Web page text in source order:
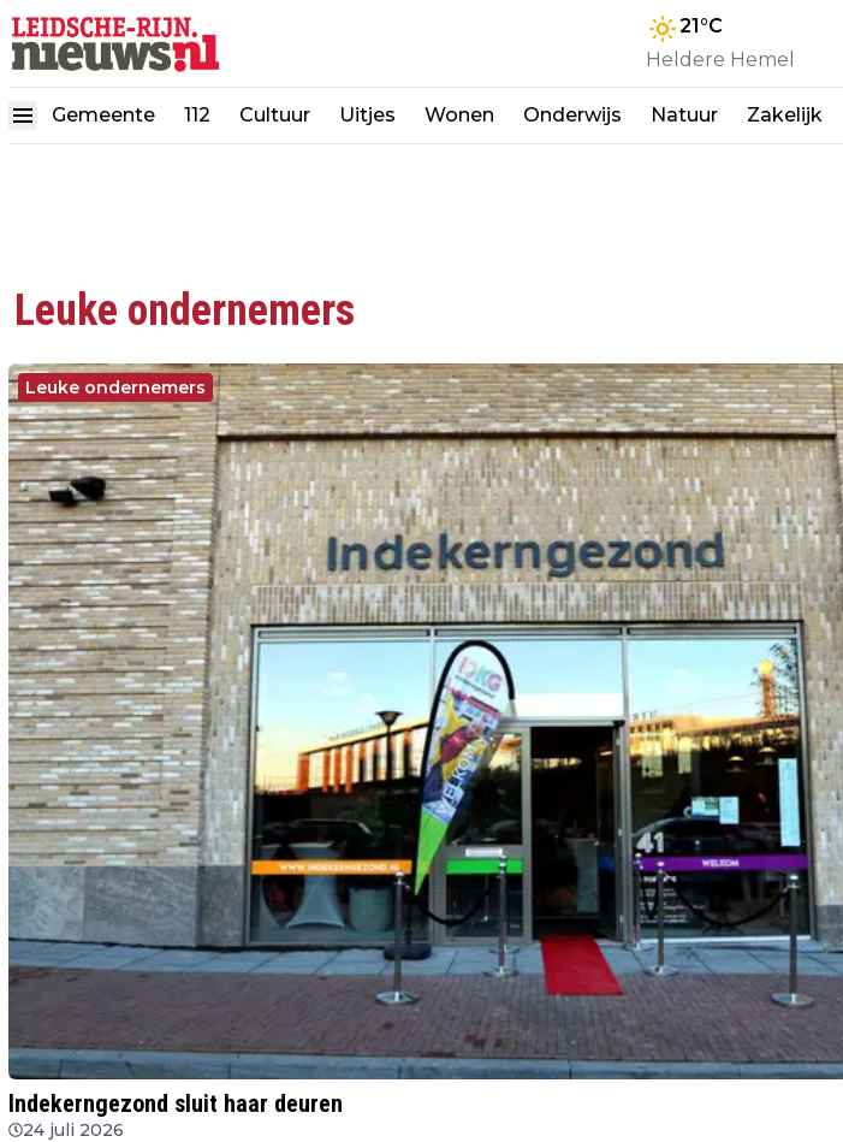
21°C
Heldere Hemel
Gemeente 112 Cultuur Uitjes Wonen Onderwijs Natuur Zakelijk
Leuke ondernemers
Leuke ondernemers
Indekerngezond sluit haar deuren
24 juli 2026